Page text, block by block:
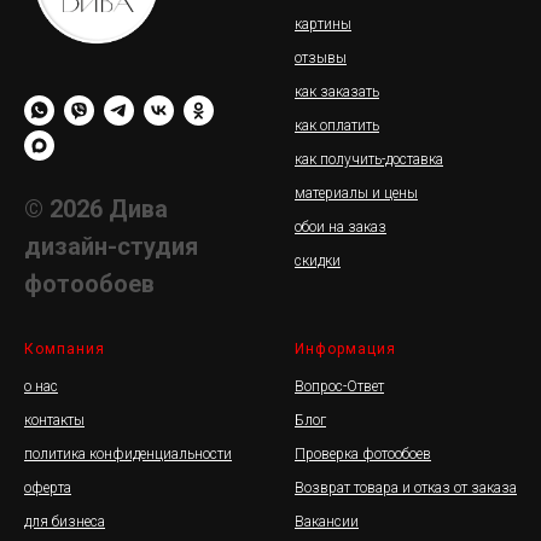
© 2026 Дива
дизайн-студия
фотообоев
картины
отзывы
как заказать
как оплатить
как получить-доставка
материалы и цены
обои на заказ
скидки
Компания
о нас
контакты
политика конфиденциальности
оферта
для бизнеса
Информация
Вопрос-Ответ
Блог
Проверка фотообоев
Возврат товара и отказ от заказа
Вакансии